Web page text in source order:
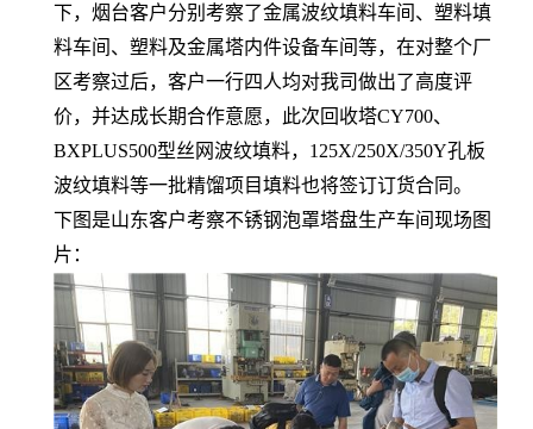
下，烟台客户分别考察了金属波纹填料车间、塑料填
料车间、塑料及金属塔内件设备车间等，在对整个厂
区考察过后，客户一行四人均对我司做出了高度评
价，并达成长期合作意愿，此次回收塔CY700、
BXPLUS500型丝网波纹填料，125X/250X/350Y孔板
波纹填料等一批精馏项目填料也将签订订货合同。
下图是山东客户考察不锈钢泡罩塔盘生产车间现场图
片：